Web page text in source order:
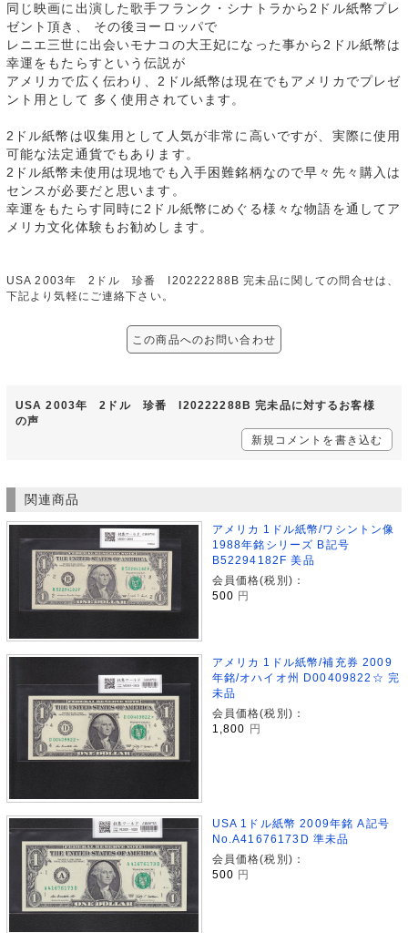
同じ映画に出演した歌手フランク・シナトラから2ドル紙幣プレ
ゼント頂き、 その後ヨーロッパで
レニエ三世に出会いモナコの大王妃になった事から2ドル紙幣は
幸運をもたらすという伝説が
アメリカで広く伝わり、2ドル紙幣は現在でもアメリカでプレゼ
ント用として 多く使用されています。
2ドル紙幣は収集用として人気が非常に高いですが、実際に使用
可能な法定通貨でもあります。
2ドル紙幣未使用は現地でも入手困難銘柄なので早々先々購入は
センスが必要だと思います。
幸運をもたらす同時に2ドル紙幣にめぐる様々な物語を通してア
メリカ文化体験もお勧めします。
USA 2003年 2ドル 珍番 I20222288B 完未品に関しての問合せは、
下記より気軽にご連絡下さい。
この商品へのお問い合わせ
USA 2003年 2ドル 珍番 I20222288B 完未品に対するお客様
の声
新規コメントを書き込む
関連商品
アメリカ 1ドル紙幣/ワシントン像
1988年銘シリーズ B記号
B52294182F 美品
会員価格(税別)：
500 円
アメリカ 1ドル紙幣/補充券 2009
年銘/オハイオ州 D00409822☆ 完
未品
会員価格(税別)：
1,800 円
USA 1ドル紙幣 2009年銘 A記号
No.A41676173D 準未品
会員価格(税別)：
500 円